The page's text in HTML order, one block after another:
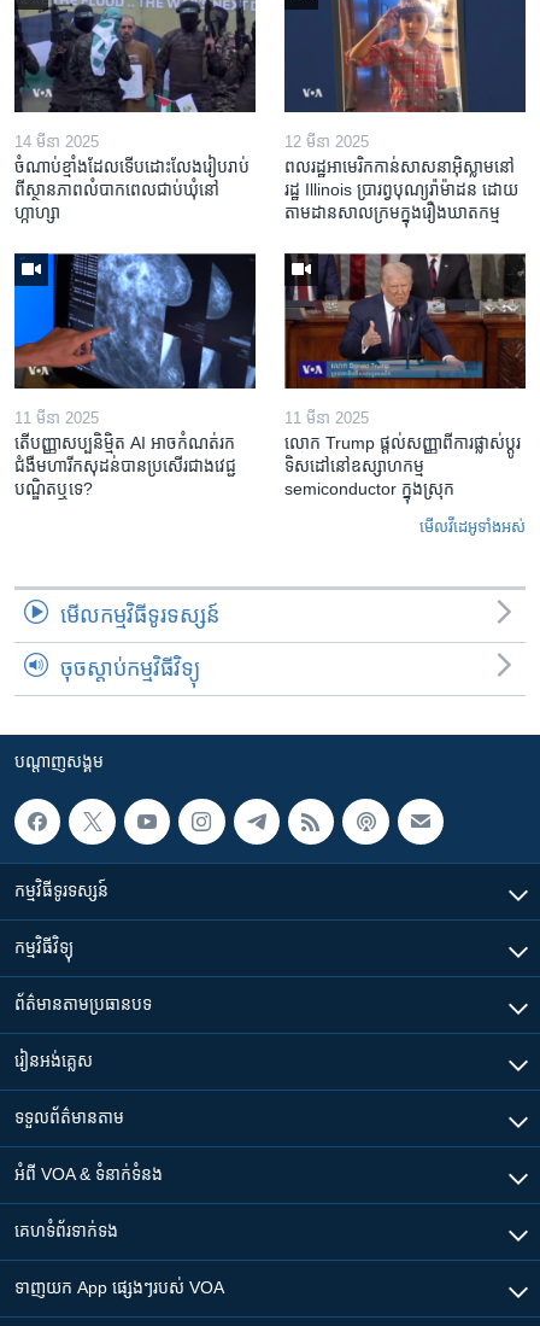
14 មីនា 2025
ចំណាប់ខ្មាំង​ដែល​ទើប​ដោះលែង​រៀបរាប់​
ពី​ស្ថានភាព​​លំបាក​ពេល​ជាប់​ឃុំ​នៅ​
ហ្កាហ្សា
12 មីនា 2025
ពលរដ្ឋអាមេរិក​កាន់សាសនា​អ៊ិស្លាម​នៅ
រដ្ឋ Illinois ​ប្រារព្វបុណ្យរ៉ាម៉ាដន ​ដោយ​
តាម​ដាន​​សាលក្រមក្នុងរឿងឃាតកម្ម
11 មីនា 2025
តើ​បញ្ញាសប្បនិម្មិត​ AI អាច​កំណត់​រក​
ជំងឺមហារីក​សុដន់​បាន​ប្រសើរ​ជាង​វេជ្ជ
បណ្ឌិត​ឬ​ទេ?
11 មីនា 2025
លោក Trump ផ្តល់សញ្ញាពីការផ្លាស់ប្តូរ
ទិសដៅនៅឧស្សាហកម្ម
semiconductor ក្នុងស្រុក
មើល​វីដេអូ​ទាំង​អស់
មើល​កម្មវិធី​ទូរទស្សន៍
ចុចស្តាប់កម្មវិធីវិទ្យុ
បណ្តាញ​សង្គម
កម្មវិធី​ទូរទស្សន៍
កម្មវិធី​វិទ្យុ
ព័ត៌មាន​តាមប្រធានបទ​
រៀន​​អង់គ្លេស
ទទួល​ព័ត៌មាន​តាម
អំពី​ VOA & ទំនាក់ទំនង
គេហទំព័រ​​ទាក់ទង
ទាញយក​ App ផ្សេងៗ​របស់​ VOA